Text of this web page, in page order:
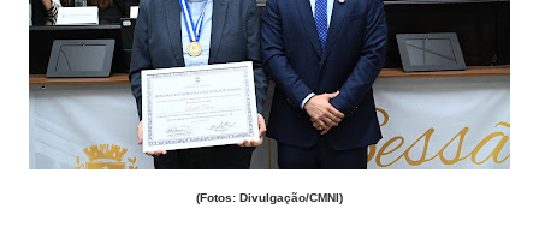
(Fotos: Divulgação/CMNI)